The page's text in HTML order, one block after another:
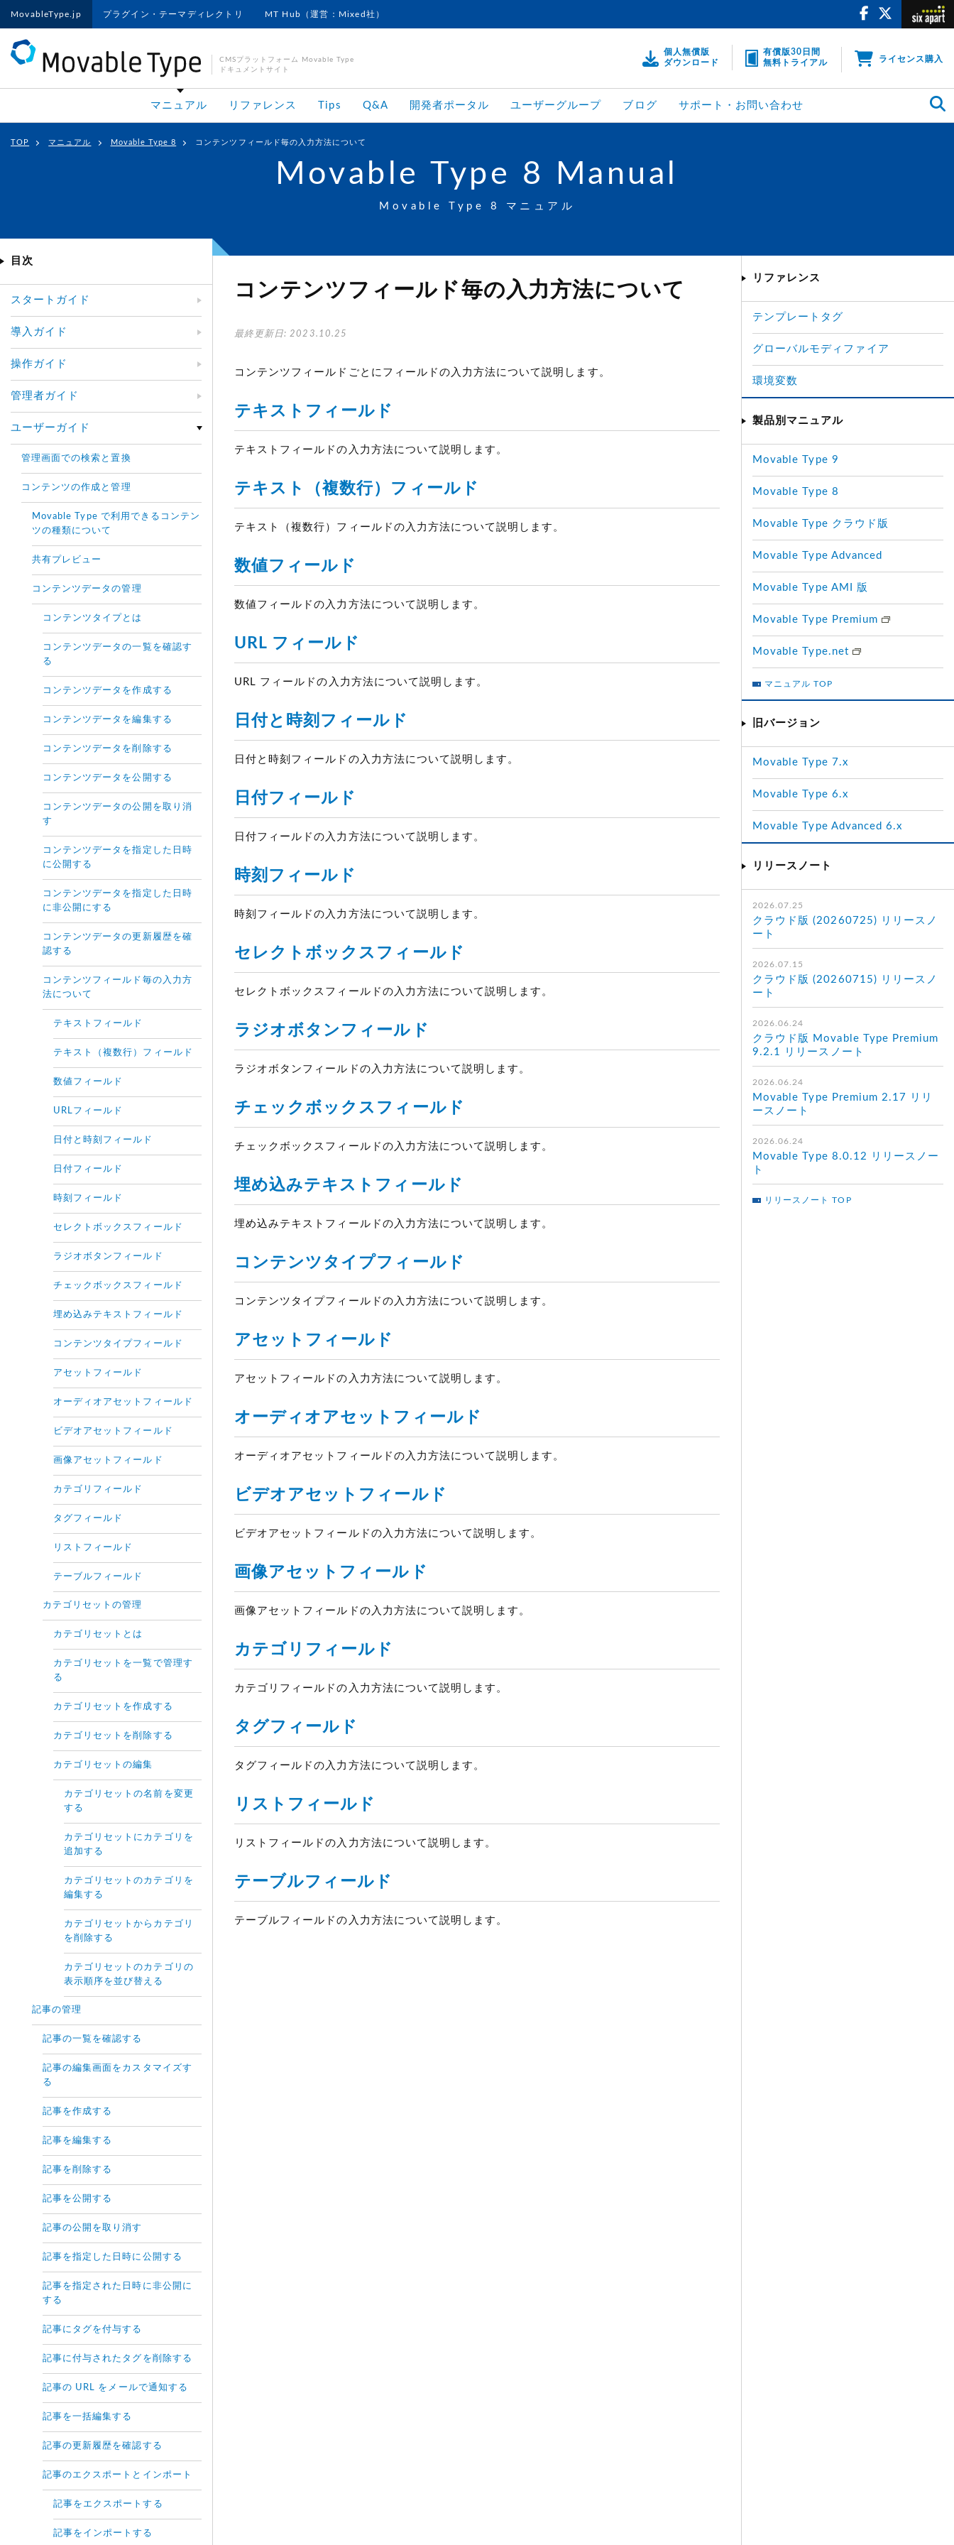
MovableType.jp プラグイン・テーマディレクトリ MT Hub（運営：Mixed社）
CMSプラットフォーム Movable Type
ドキュメントサイト
個人無償版
ダウンロード
有償版30日間
無料トライアル
ライセンス購入
マニュアル リファレンス Tips Q&A 開発者ポータル ユーザーグループ ブログ サポート・お問い合わせ
TOP マニュアル Movable Type 8 コンテンツフィールド毎の入力方法について
Movable Type 8 Manual
Movable Type 8 マニュアル
コンテンツフィールド毎の入力方法について
最終更新日: 2023.10.25
コンテンツフィールドごとにフィールドの入力方法について説明します。
テキストフィールド
テキストフィールドの入力方法について説明します。
テキスト（複数行）フィールド
テキスト（複数行）フィールドの入力方法について説明します。
数値フィールド
数値フィールドの入力方法について説明します。
URL フィールド
URL フィールドの入力方法について説明します。
日付と時刻フィールド
日付と時刻フィールドの入力方法について説明します。
日付フィールド
日付フィールドの入力方法について説明します。
時刻フィールド
時刻フィールドの入力方法について説明します。
セレクトボックスフィールド
セレクトボックスフィールドの入力方法について説明します。
ラジオボタンフィールド
ラジオボタンフィールドの入力方法について説明します。
チェックボックスフィールド
チェックボックスフィールドの入力方法について説明します。
埋め込みテキストフィールド
埋め込みテキストフィールドの入力方法について説明します。
コンテンツタイプフィールド
コンテンツタイプフィールドの入力方法について説明します。
アセットフィールド
アセットフィールドの入力方法について説明します。
オーディオアセットフィールド
オーディオアセットフィールドの入力方法について説明します。
ビデオアセットフィールド
ビデオアセットフィールドの入力方法について説明します。
画像アセットフィールド
画像アセットフィールドの入力方法について説明します。
カテゴリフィールド
カテゴリフィールドの入力方法について説明します。
タグフィールド
タグフィールドの入力方法について説明します。
リストフィールド
リストフィールドの入力方法について説明します。
テーブルフィールド
テーブルフィールドの入力方法について説明します。
目次
スタートガイド
導入ガイド
操作ガイド
管理者ガイド
ユーザーガイド
管理画面での検索と置換
コンテンツの作成と管理
Movable Type で利用できるコンテン
ツの種類について
共有プレビュー
コンテンツデータの管理
コンテンツタイプとは
コンテンツデータの一覧を確認す
る
コンテンツデータを作成する
コンテンツデータを編集する
コンテンツデータを削除する
コンテンツデータを公開する
コンテンツデータの公開を取り消
す
コンテンツデータを指定した日時
に公開する
コンテンツデータを指定した日時
に非公開にする
コンテンツデータの更新履歴を確
認する
コンテンツフィールド毎の入力方
法について
テキストフィールド
テキスト（複数行）フィールド
数値フィールド
URLフィールド
日付と時刻フィールド
日付フィールド
時刻フィールド
セレクトボックスフィールド
ラジオボタンフィールド
チェックボックスフィールド
埋め込みテキストフィールド
コンテンツタイプフィールド
アセットフィールド
オーディオアセットフィールド
ビデオアセットフィールド
画像アセットフィールド
カテゴリフィールド
タグフィールド
リストフィールド
テーブルフィールド
カテゴリセットの管理
カテゴリセットとは
カテゴリセットを一覧で管理す
る
カテゴリセットを作成する
カテゴリセットを削除する
カテゴリセットの編集
カテゴリセットの名前を変更
する
カテゴリセットにカテゴリを
追加する
カテゴリセットのカテゴリを
編集する
カテゴリセットからカテゴリ
を削除する
カテゴリセットのカテゴリの
表示順序を並び替える
記事の管理
記事の一覧を確認する
記事の編集画面をカスタマイズす
る
記事を作成する
記事を編集する
記事を削除する
記事を公開する
記事の公開を取り消す
記事を指定した日時に公開する
記事を指定された日時に非公開に
する
記事にタグを付与する
記事に付与されたタグを削除する
記事の URL をメールで通知する
記事を一括編集する
記事の更新履歴を確認する
記事のエクスポートとインポート
記事をエクスポートする
記事をインポートする
リファレンス
テンプレートタグ
グローバルモディファイア
環境変数
製品別マニュアル
Movable Type 9
Movable Type 8
Movable Type クラウド版
Movable Type Advanced
Movable Type AMI 版
Movable Type Premium
Movable Type.net
マニュアル TOP
旧バージョン
Movable Type 7.x
Movable Type 6.x
Movable Type Advanced 6.x
リリースノート
2026.07.25
クラウド版 (20260725) リリースノ
ート
2026.07.15
クラウド版 (20260715) リリースノ
ート
2026.06.24
クラウド版 Movable Type Premium
9.2.1 リリースノート
2026.06.24
Movable Type Premium 2.17 リリ
ースノート
2026.06.24
Movable Type 8.0.12 リリースノー
ト
リリースノート TOP